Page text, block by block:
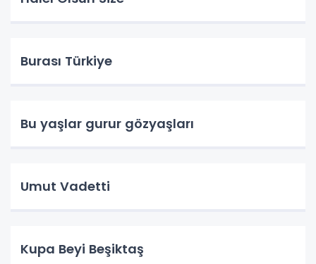
Burası Türkiye
Bu yaşlar gurur gözyaşları
Umut Vadetti
Kupa Beyi Beşiktaş